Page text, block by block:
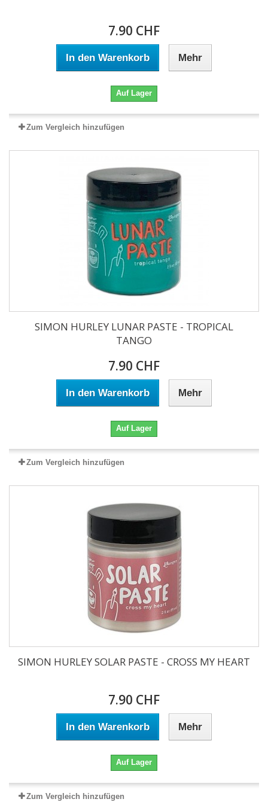
7.90 CHF
In den Warenkorb Mehr
Auf Lager
Zum Vergleich hinzufügen
SIMON HURLEY LUNAR PASTE - TROPICAL
TANGO
7.90 CHF
In den Warenkorb Mehr
Auf Lager
Zum Vergleich hinzufügen
SIMON HURLEY SOLAR PASTE - CROSS MY HEART
7.90 CHF
In den Warenkorb Mehr
Auf Lager
Zum Vergleich hinzufügen